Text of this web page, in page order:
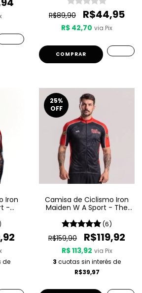
R$89,90 R$44,95
R$ 42,70 via Pix
COMPRAR
Iron
-
de
25%
OFF
Camisa de Ciclismo Iron
Maiden W A Sport - The
(6)
R$159,90 R$119,92
R$ 113,92 via Pix
3 cuotas sin interés de
R$39,97